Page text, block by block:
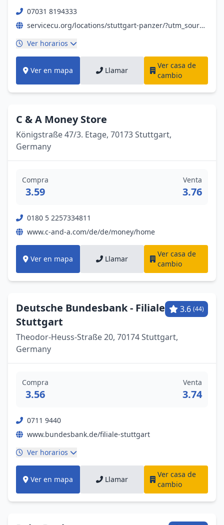
07031 8194333
servicecu.org/locations/stuttgart-panzer/?utm_source=google&utm_medium=organic&utm_campaign=gmb-stuttgart-germany
Ver horarios
Ver en mapa Llamar
Ver casa de
cambio
C & A Money Store
Königstraße 47/3. Etage, 70173 Stuttgart,
Germany
Compra
3.59
Venta
3.76
0180 5 2257334811
www.c-and-a.com/de/de/money/home
Ver en mapa Llamar
Ver casa de
cambio
Deutsche Bundesbank - Filiale
Stuttgart
3.6 (44)
Theodor-Heuss-Straße 20, 70174 Stuttgart,
Germany
Compra
3.56
Venta
3.74
0711 9440
www.bundesbank.de/filiale-stuttgart
Ver horarios
Ver en mapa Llamar
Ver casa de
cambio